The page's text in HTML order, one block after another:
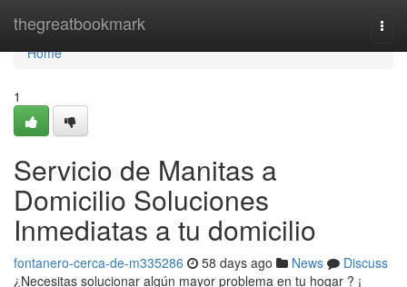
thegreatbookmark
Home
Home
1
Servicio de Manitas a
Domicilio Soluciones
Inmediatas a tu domicilio
fontanero-cerca-de-m335286 58 days ago News
Discuss
¿Necesitas solucionar algún mayor problema en tu hogar ? ¡